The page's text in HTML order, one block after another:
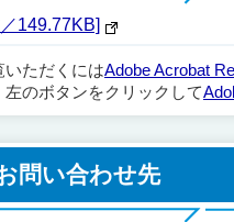
149.77KB]
いただくにはAdobe Acrobat
のボタンをクリックして
問い合わせ先